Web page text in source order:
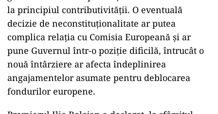
la principiul contributivității. O eventuală
decizie de neconstituționalitate ar putea
complica relația cu Comisia Europeană și ar
pune Guvernul într-o poziție dificilă, întrucât o
nouă întârziere ar afecta îndeplinirea
angajamentelor asumate pentru deblocarea
fondurilor europene.